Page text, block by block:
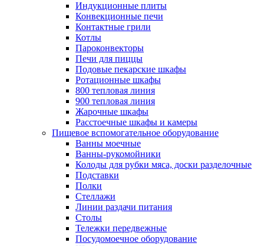
Индукционные плиты
Конвекционные печи
Контактные грили
Котлы
Пароконвекторы
Печи для пиццы
Подовые пекарские шкафы
Ротационные шкафы
800 тепловая линия
900 тепловая линия
Жарочные шкафы
Расстоечные шкафы и камеры
Пищевое вспомогательное оборудование
Ванны моечные
Ванны-рукомойники
Колоды для рубки мяса, доски разделочные
Подставки
Полки
Стеллажи
Линии раздачи питания
Столы
Тележки передвежные
Посудомоечное оборудование